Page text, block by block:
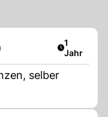
Artikel
1
Jahr
selber